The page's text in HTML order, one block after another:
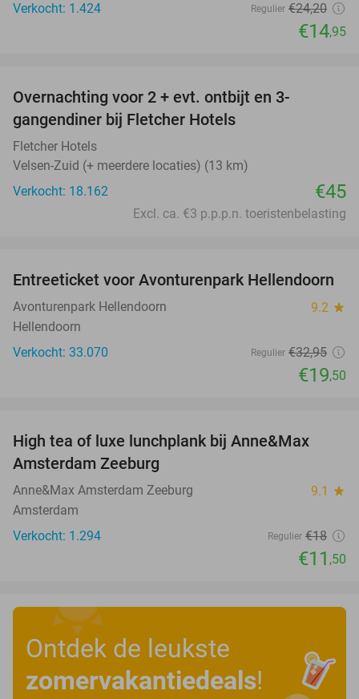
Verkocht: 1.424
Regulier €24,20
€14,95
Overnachting voor 2 + evt. ontbijt en 3-
gangendiner bij Fletcher Hotels
Fletcher Hotels
Velsen-Zuid (+ meerdere locaties) (13 km)
Verkocht: 18.162
€45
Excl. ca. €3 p.p.p.n. toeristenbelasting
41%
Entreeticket voor Avonturenpark Hellendoorn
Avonturenpark Hellendoorn 9.2 star
Hellendoorn
Verkocht: 33.070
Regulier €32,95
€19,50
High tea of luxe lunchplank bij Anne&Max
Amsterdam Zeeburg
Anne&Max Amsterdam Zeeburg 9.1 star
Amsterdam
Verkocht: 1.294
Regulier €18
€11 ,50
Ontdek de leukste
zomervakantiedeals!